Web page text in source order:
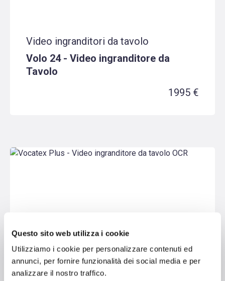
Questo sito web utilizza i cookie
Utilizziamo i cookie per personalizzare contenuti ed
annunci, per fornire funzionalità dei social media e per
analizzare il nostro traffico.
Video ingranditori da tavolo
Volo 24 - Video ingranditore da
Tavolo
1995 €